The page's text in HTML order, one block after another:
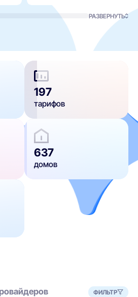
РАЗВЕРНУТЬ
197
тарифов
637
домов
ФИЛЬТР